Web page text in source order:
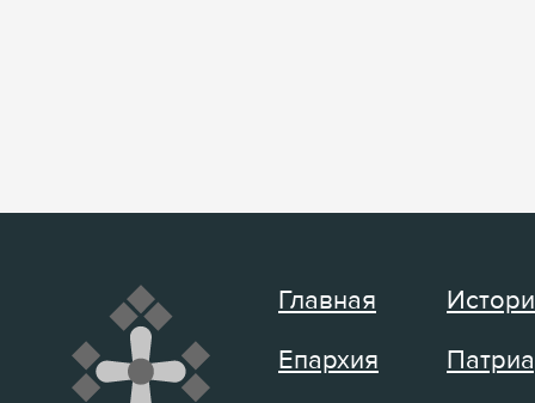
Главная
Епархия